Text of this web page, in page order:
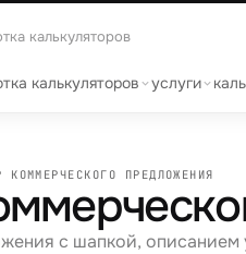
калькуляторов
калькуляторов услуги
КОММЕРЧЕСКОГО ПРЕДЛОЖЕНИЯ
с шапкой, описанием